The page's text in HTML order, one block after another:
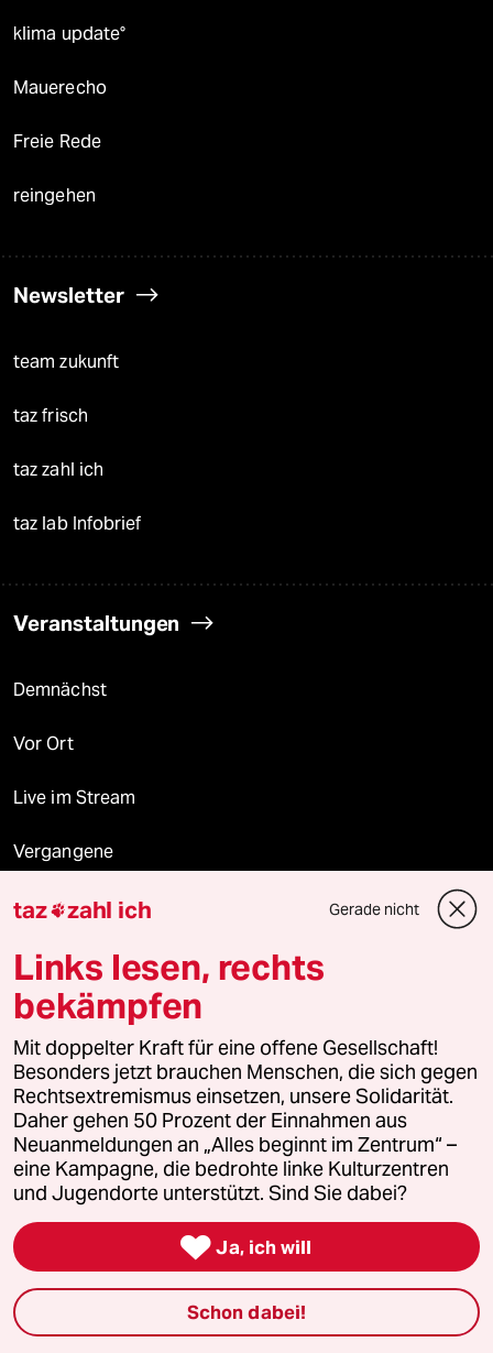
klima update°
Mauerecho
Freie Rede
reingehen
Newsletter
team zukunft
taz frisch
taz zahl ich
taz lab Infobrief
Veranstaltungen
Demnächst
Vor Ort
Live im Stream
Vergangene
taz lab 2027
Mehr taz Lesestoff
taz Blogs
taz FUTURZWEI
Le Monde diplomatique
taz Archiv
Mehr taz Angebote
taz zahl ich Gerade nicht
Links lesen, rechts
bekämpfen
Mit doppelter Kraft für eine offene Gesellschaft!
Besonders jetzt brauchen Menschen, die sich gegen
Rechtsextremismus einsetzen, unsere Solidarität.
Daher gehen 50 Prozent der Einnahmen aus
Neuanmeldungen an „Alles beginnt im Zentrum“ –
eine Kampagne, die bedrohte linke Kulturzentren
und Jugendorte unterstützt. Sind Sie dabei?
 Ja, ich will
Schon dabei!